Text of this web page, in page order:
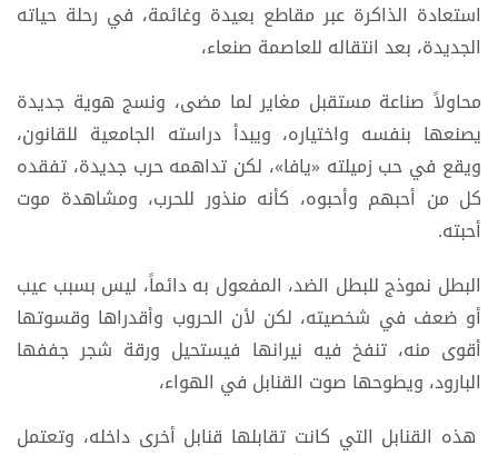
استعادة الذاكرة عبر مقاطع بعيدة وغائمة، في رحلة حياته
الجديدة، بعد انتقاله للعاصمة صنعاء،
محاولاً صناعة مستقبل مغاير لما مضى، ونسج هوية جديدة
يصنعها بنفسه واختياره، ويبدأ دراسته الجامعية للقانون،
ويقع في حب زميلته «يافا»، لكن تداهمه حرب جديدة، تفقده
كل من أحبهم وأحبوه، كأنه منذور للحرب، ومشاهدة موت
أحبته.
البطل نموذج للبطل الضد، المفعول به دائماً، ليس بسبب عيب
أو ضعف في شخصيته، لكن لأن الحروب وأقدراها وقسوتها
أقوى منه، تنفخ فيه نيرانها فيستحيل ورقة شجر جففها
البارود، ويطوحها صوت القنابل في الهواء،
هذه القنابل التي كانت تقابلها قنابل أخرى داخله، وتعتمل